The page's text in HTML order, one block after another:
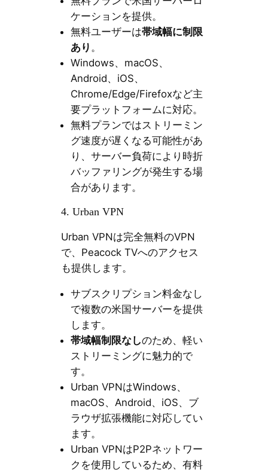
ケーションを提供。
無料ユーザーは帯域幅に制限
あり 。
Windows、macOS、
Android、iOS、
Chrome/Edge/Firefoxなど主
要プラットフォームに対応。
無料プランではストリーミン
グ速度が遅くなる可能性があ
り、サーバー負荷により時折
バッファリングが発生する場
合があります。
4. Urban VPN
Urban VPNは完全無料のVPN
で、Peacock TVへのアクセス
も提供します。
サブスクリプション料金なし
で複数の米国サーバーを提供
します。
帯域幅制限なしのため、軽い
ストリーミングに魅力的で
す。
Urban VPNはWindows、
macOS、Android、iOS、ブ
ラウザ拡張機能に対応してい
ます。
Urban VPNはP2Pネットワー
クを使用しているため、有料